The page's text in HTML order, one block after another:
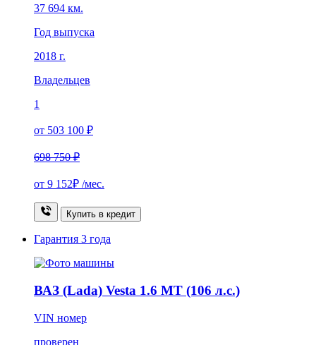
37 694 км.
Год выпуска
2018 г.
Владельцев
1
от 503 100 ₽
698 750 ₽
от 9 152₽ /мес.
Купить в кредит
Гарантия 3 года
ВАЗ (Lada) Vesta 1.6 MT (106 л.с.)
VIN номер
проверен